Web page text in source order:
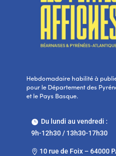
Hebdomadaire habilité à
pour le Département des
et le Pays Basque.
Du lundi au vendredi :
9h-12h30 / 13h30-17h30
 10 rue de Foix – 64000